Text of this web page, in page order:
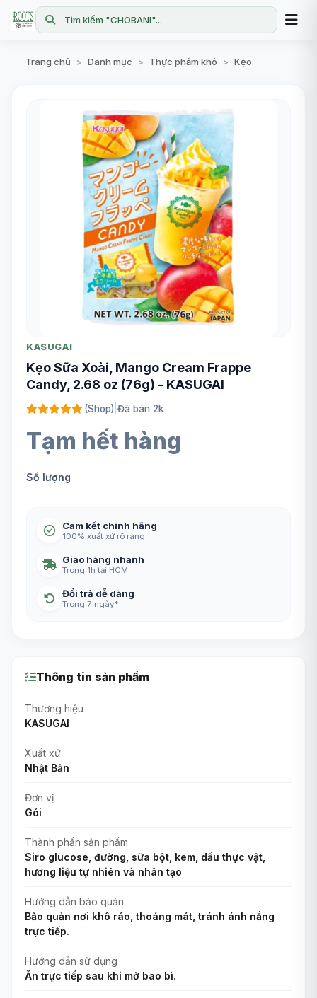
Tìm kiếm "CHOBANI"...
Trang chủ > Danh mục > Thực phẩm khô > Kẹo
KASUGAI
Kẹo Sữa Xoài, Mango Cream Frappe
Candy, 2.68 oz (76g) - KASUGAI
(Shop) Đã bán 2k
Tạm hết hàng
Số lượng
Cam kết chính hãng
100% xuất xứ rõ ràng
Giao hàng nhanh
Trong 1h tại HCM
Đổi trả dễ dàng
Trong 7 ngày*
Thông tin sản phẩm
Thương hiệu
KASUGAI
Xuất xứ
Nhật Bản
Đơn vị
Gói
Thành phần sản phẩm
Siro glucose, đường, sữa bột, kem, dầu thực vật,
hương liệu tự nhiên và nhân tạo
Hướng dẫn bảo quản
Bảo quản nơi khô ráo, thoáng mát, tránh ánh nắng
trực tiếp.
Hướng dẫn sử dụng
Ăn trực tiếp sau khi mở bao bì.